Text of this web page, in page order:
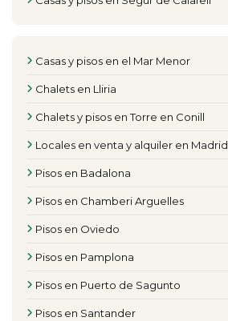
Casas y pisos en el Mar Menor
Chalets en Lliria
Chalets y pisos en Torre en Conill
Locales en venta y alquiler en Madrid
Pisos en Badalona
Pisos en Chamberi Arguelles
Pisos en Oviedo
Pisos en Pamplona
Pisos en Puerto de Sagunto
Pisos en Santander